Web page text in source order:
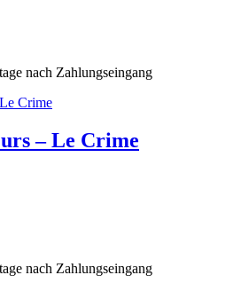
nach Zahlungseingang
– Le Crime
nach Zahlungseingang